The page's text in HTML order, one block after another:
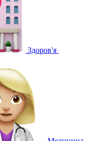
Здоров'я